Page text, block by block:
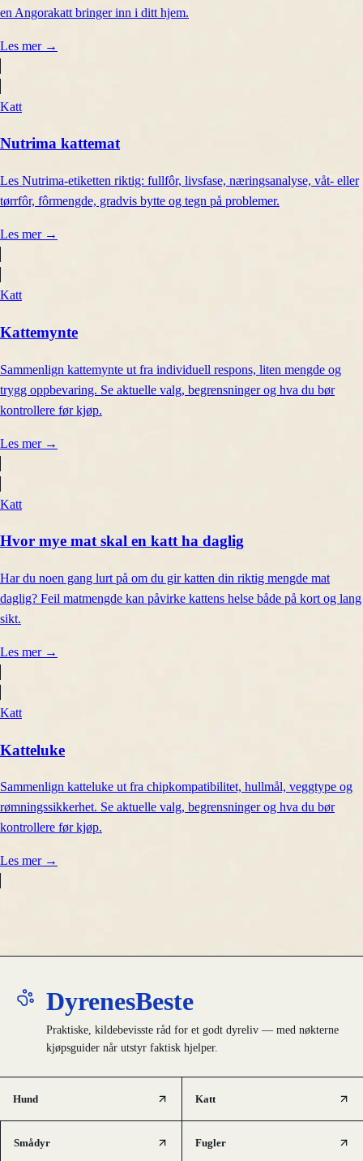
en Angorakatt bringer inn i ditt hjem.
Les mer →
Katt
Nutrima kattemat
Les Nutrima-etiketten riktig: fullfôr, livsfase, næringsanalyse, våt- eller
tørrfôr, fôrmengde, gradvis bytte og tegn på problemer.
Les mer →
Katt
Kattemynte
Sammenlign kattemynte ut fra individuell respons, liten mengde og
trygg oppbevaring. Se aktuelle valg, begrensninger og hva du bør
kontrollere før kjøp.
Les mer →
Katt
Hvor mye mat skal en katt ha daglig
Har du noen gang lurt på om du gir katten din riktig mengde mat
daglig? Feil matmengde kan påvirke kattens helse både på kort og lang
sikt.
Les mer →
Katt
Katteluke
Sammenlign katteluke ut fra chipkompatibilitet, hullmål, veggtype og
rømningssikkerhet. Se aktuelle valg, begrensninger og hva du bør
kontrollere før kjøp.
Les mer →
DyrenesBeste
Praktiske, kildebevisste råd for et godt dyreliv — med nøkterne
kjøpsguider når utstyr faktisk hjelper.
Hund Katt
Smådyr Fugler